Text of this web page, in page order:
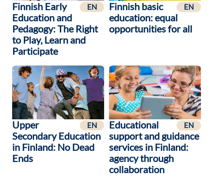
EN
Finnish Early
Education and
Pedagogy: The Right
to Play, Learn and
Participate
EN
Finnish basic
education: equal
opportunities for all
EN
Upper
Secondary Education
in Finland: No Dead
Ends
EN
Educational
support and guidance
services in Finland:
agency through
collaboration